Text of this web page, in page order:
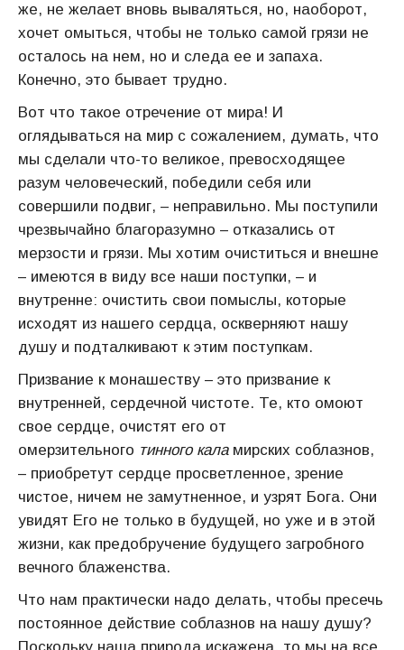
же, не желает вновь вываляться, но, наоборот,
хочет омыться, чтобы не только самой грязи не
осталось на нем, но и следа ее и запаха.
Конечно, это бывает трудно.
Вот что такое отречение от мира! И
оглядываться на мир с сожалением, думать, что
мы сделали что-то великое, превосходящее
разум человеческий, победили себя или
совершили подвиг, – неправильно. Мы поступили
чрезвычайно благоразумно – отказались от
мерзости и грязи. Мы хотим очиститься и внешне
– имеются в виду все наши поступки, – и
внутренне: очистить свои помыслы, которые
исходят из нашего сердца, оскверняют нашу
душу и подталкивают к этим поступкам.
Призвание к монашеству – это призвание к
внутренней, сердечной чистоте. Те, кто омоют
свое сердце, очистят его от
омерзительного тинного каламирских соблазнов,
– приобретут сердце просветленное, зрение
чистое, ничем не замутненное, и узрят Бога. Они
увидят Его не только в будущей, но уже и в этой
жизни, как предобручение будущего загробного
вечного блаженства.
Что нам практически надо делать, чтобы пресечь
постоянное действие соблазнов на нашу душу?